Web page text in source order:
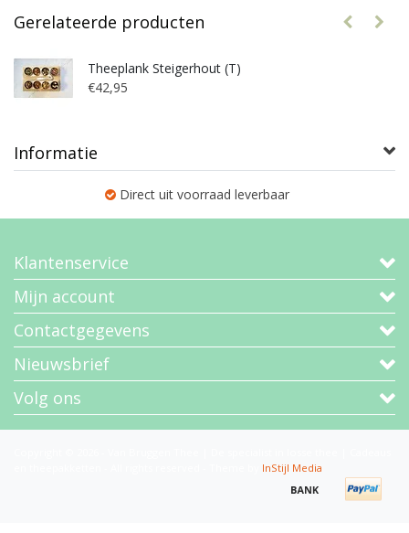
Gerelateerde producten
Theeplank Steigerhout (T)
€42,95
Informatie
Direct uit voorraad leverbaar
Klantenservice
Mijn account
Contactgegevens
Nieuwsbrief
Volg ons
InStijl Media